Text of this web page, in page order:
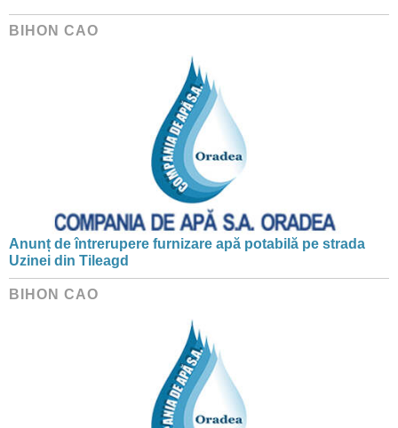
BIHON CAO
Anunț de întrerupere furnizare apă potabilă pe strada
Uzinei din Tileagd
BIHON CAO